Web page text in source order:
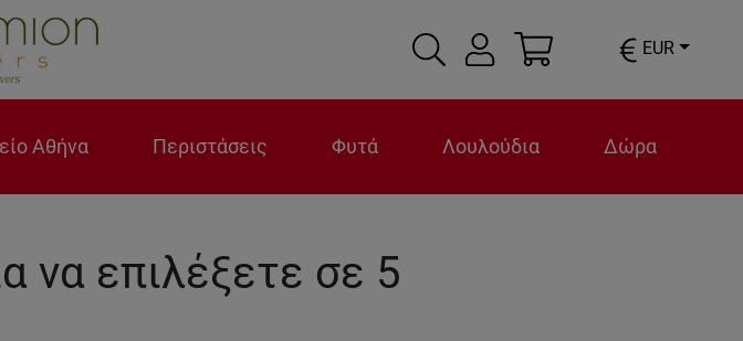
EUR
Αθήνα Περιστάσεις Φυτά Λουλούδια Δώρα
να επιλέξετε σε 5